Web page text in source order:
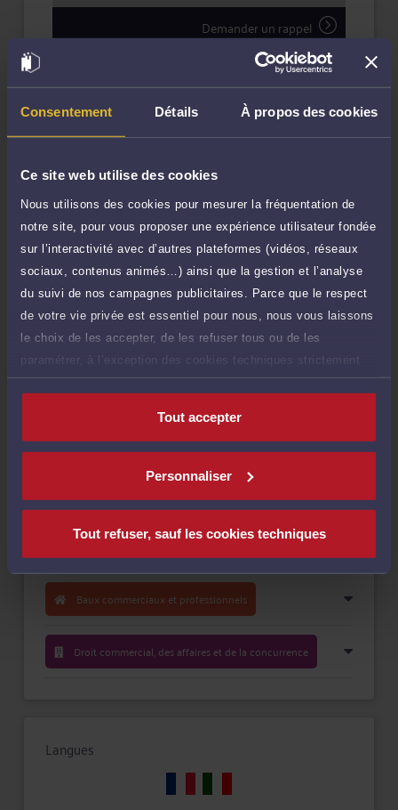
Consentement Détails À propos des cookies
Ce site web utilise des cookies
Nous utilisons des cookies pour mesurer la fréquentation de
notre site, pour vous proposer une expérience utilisateur fondée
sur l’interactivité avec d’autres plateformes (vidéos, réseaux
sociaux, contenus animés…) ainsi que la gestion et l’analyse
du suivi de nos campagnes publicitaires. Parce que le respect
de votre vie privée est essentiel pour nous, nous vous laissons
le choix de les accepter, de les refuser tous ou de les
paramétrer, à l’exception des cookies techniques strictement
nécessaires au fonctionnement du site.
Tout accepter
Personnaliser
Tout refuser, sauf les cookies techniques
Demander un rappel
de 1.000 caractères)
180 €
Consultation écrite
Etude de votre dossier + possibilité
d'ajout d'une pièce jointe
400 €
TTC
Consulter par écrit
Payer des honoraires ou une facture
Vous souhaitez payer une facture ou des
honoraires à l’avocat par Carte Bancaire.
Payer
Compétences
Baux commerciaux et professionnels
Droit commercial, des affaires et de la concurrence
Langues